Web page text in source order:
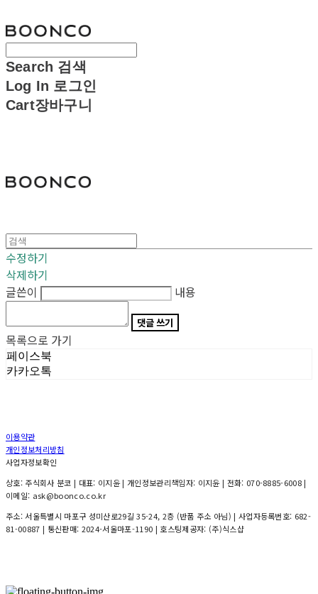
Search 검색
Log In 로그인
Cart장바구니
수정하기
삭제하기
글쓴이
내용
댓글 쓰기
목록으로 가기
페이스북
카카오톡
이용약관
개인정보처리방침
사업자정보확인
상호: 주식회사 분코 | 대표: 이지윤 | 개인정보관리책임자: 이지윤 | 전화: 070-8885-6008 |
이메일: ask@boonco.co.kr
주소: 서울특별시 마포구 성미산로29길 35-24, 2층 (반품 주소 아님) | 사업자등록번호: 682-
81-00887 | 통신판매: 2024-서울마포-1190 | 호스팅제공자: (주)식스샵